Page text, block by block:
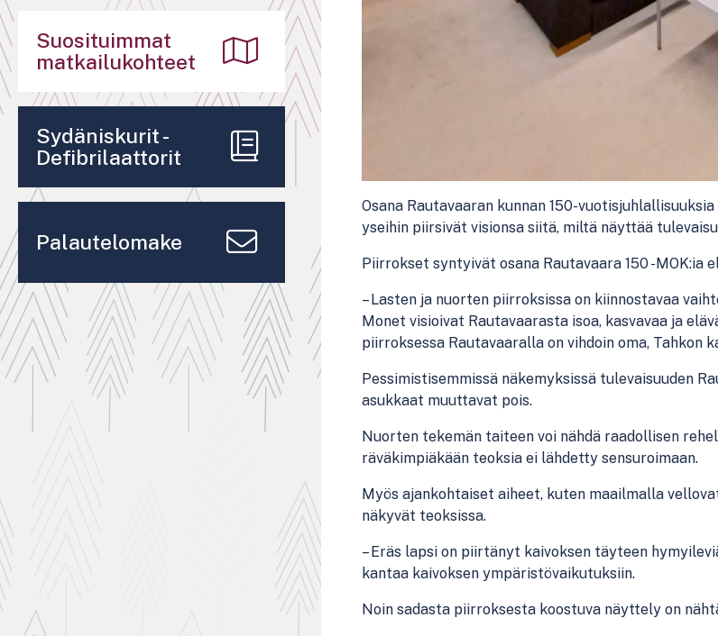
Osana Rautavaaran kunnan 150-
yseihin piirsivät visionsa siitä, miltä näyttää
Piirrokset syntyivät osana Rautavaara 150 -MOK:ia
– Lasten ja nuorten piirroksissa on kiinnostavaa
Monet visioivat Rautavaarasta isoa, kasvavaa ja
piirroksessa Rautavaaralla on vihdoin oma,
Pessimistisemmissä näkemyksissä tulevaisuuden
asukkaat muuttavat pois.
Nuorten tekemän taiteen voi nähdä raadollisen
räväkimpiäkään teoksia ei lähdetty sensuroimaan.
Myös ajankohtaiset aiheet, kuten maailmalla
näkyvät teoksissa.
– Eräs lapsi on piirtänyt kaivoksen täyteen
kantaa kaivoksen ympäristövaikutuksiin.
Noin sadasta piirroksesta koostuva näyttely on
Suosituimmat
matkailukohteet
Sydäniskurit -
Defibrilaattorit
Palautelomake